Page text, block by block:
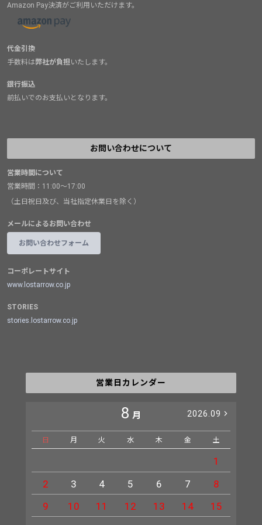
Amazon Pay決済がご利用いただけます。
代金引換
手数料は弊社が負担いたします。
銀行振込
前払いでのお支払いとなります。
お問い合わせについて
営業時間について
営業時間：11:00～17:00
（土日祝日及び、当社指定休業日を除く）
メールによるお問い合わせ
お問い合わせフォーム
コーポレートサイト
www.lostarrow.co.jp
STORIES
stories.lostarrow.co.jp
営業日カレンダー
8 月 2026.09
日 月 火 水 木 金 土
1
2
3 4 5 6 7
8
9
10 11 12 13 14
15